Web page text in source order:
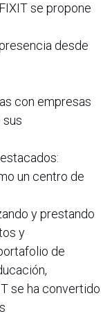
se propone
desde
con empresas
sus
un centro de
y prestando
y
de
se ha convertido